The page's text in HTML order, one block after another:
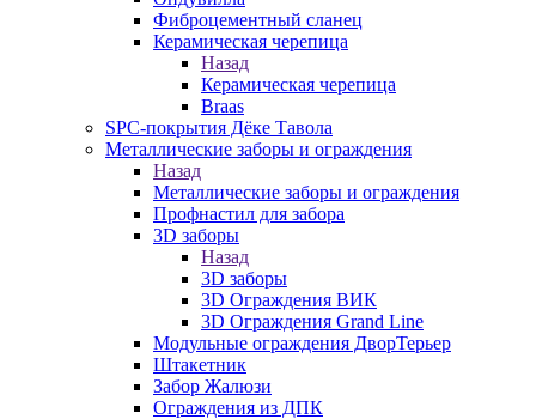
Фиброцементный сланец
Керамическая черепица
Назад
Керамическая черепица
Braas
SPC-покрытия Дёке Тавола
Металлические заборы и ограждения
Назад
Металлические заборы и ограждения
Профнастил для забора
3D заборы
Назад
3D заборы
3D Ограждения ВИК
3D Ограждения Grand Line
Модульные ограждения ДворТерьер
Штакетник
Забор Жалюзи
Ограждения из ДПК